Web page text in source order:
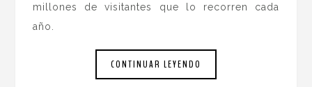
millones de visitantes que lo recorren cada
año.
CONTINUAR LEYENDO